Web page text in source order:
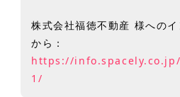
株式会社福徳不動産 様への
から：
https://
1/